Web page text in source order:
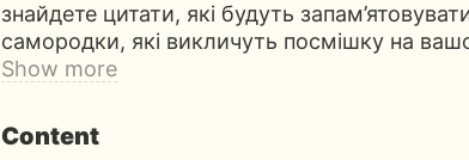
знайдете цитати, які будуть
самородки, які викличуть посмішку на
Show more
Content